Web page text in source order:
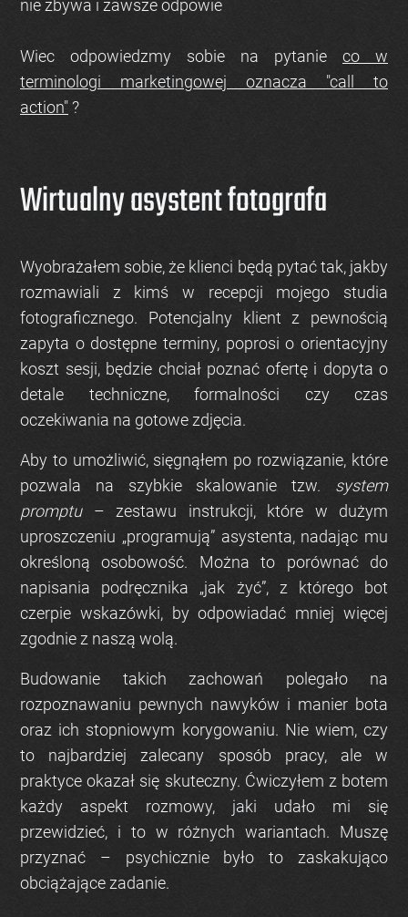
nie zbywa i zawsze odpowie
Wiec odpowiedzmy sobie na pytanie co w
terminologi marketingowej oznacza "call to
action"?
Wirtualny asystent fotografa
Wyobrażałem sobie, że klienci będą pytać tak, jakby
rozmawiali z kimś w recepcji mojego studia
fotograficznego. Potencjalny klient z pewnością
zapyta o dostępne terminy, poprosi o orientacyjny
koszt sesji, będzie chciał poznać ofertę i dopyta o
detale techniczne, formalności czy czas
oczekiwania na gotowe zdjęcia.
Aby to umożliwić, sięgnąłem po rozwiązanie, które
pozwala na szybkie skalowanie tzw. system
promptu– zestawu instrukcji, które w dużym
uproszczeniu „programują” asystenta, nadając mu
określoną osobowość. Można to porównać do
napisania podręcznika „jak żyć”, z którego bot
czerpie wskazówki, by odpowiadać mniej więcej
zgodnie z naszą wolą.
Budowanie takich zachowań polegało na
rozpoznawaniu pewnych nawyków i manier bota
oraz ich stopniowym korygowaniu. Nie wiem, czy
to najbardziej zalecany sposób pracy, ale w
praktyce okazał się skuteczny. Ćwiczyłem z botem
każdy aspekt rozmowy, jaki udało mi się
przewidzieć, i to w różnych wariantach. Muszę
przyznać – psychicznie było to zaskakująco
obciążające zadanie.